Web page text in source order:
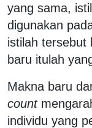
yang sama,
digunakan
istilah tersebut
baru itulah
Makna baru
count
individu yang